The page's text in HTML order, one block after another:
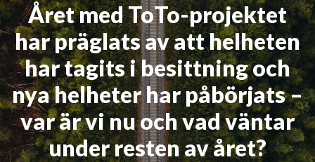
Året med ToTo-projektet
har präglats av att helheten
har tagits i besittning och
nya helheter har påbörjats –
var är vi nu och vad väntar
under resten av året?